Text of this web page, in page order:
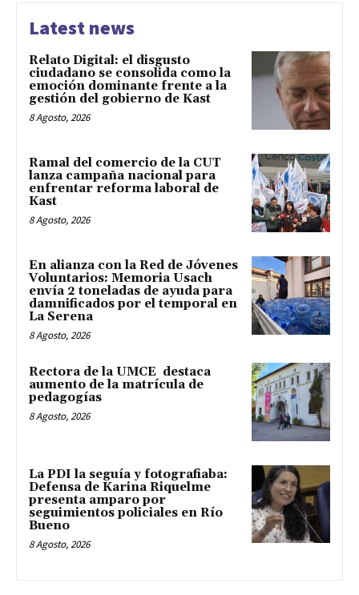
Latest news
Relato Digital: el disgusto
ciudadano se consolida como la
emoción dominante frente a la
gestión del gobierno de Kast
8 Agosto, 2026
Ramal del comercio de la CUT
lanza campaña nacional para
enfrentar reforma laboral de
Kast
8 Agosto, 2026
En alianza con la Red de Jóvenes
Voluntarios: Memoria Usach
envía 2 toneladas de ayuda para
damnificados por el temporal en
La Serena
8 Agosto, 2026
Rectora de la UMCE destaca
aumento de la matrícula de
pedagogías
8 Agosto, 2026
La PDI la seguía y fotografiaba:
Defensa de Karina Riquelme
presenta amparo por
seguimientos policiales en Río
Bueno
8 Agosto, 2026